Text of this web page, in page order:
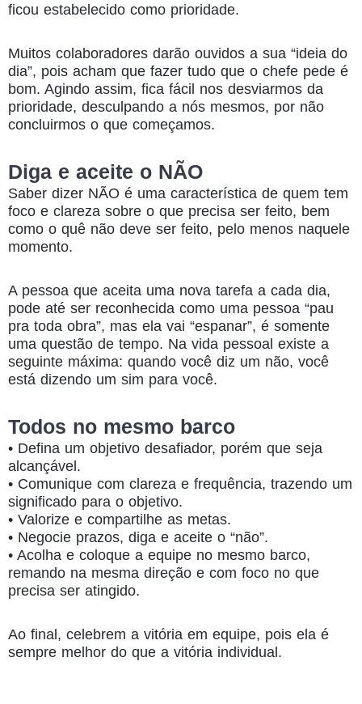
ficou estabelecido como prioridade.
Muitos colaboradores darão ouvidos a sua “ideia do
dia”, pois acham que fazer tudo que o chefe pede é
bom. Agindo assim, fica fácil nos desviarmos da
prioridade, desculpando a nós mesmos, por não
concluirmos o que começamos.
Diga e aceite o NÃO
Saber dizer NÃO é uma característica de quem tem
foco e clareza sobre o que precisa ser feito, bem
como o quê não deve ser feito, pelo menos naquele
momento.
A pessoa que aceita uma nova tarefa a cada dia,
pode até ser reconhecida como uma pessoa “pau
pra toda obra”, mas ela vai “espanar”, é somente
uma questão de tempo. Na vida pessoal existe a
seguinte máxima: quando você diz um não, você
está dizendo um sim para você.
Todos no mesmo barco
• Defina um objetivo desafiador, porém que seja
alcançável.
• Comunique com clareza e frequência, trazendo um
significado para o objetivo.
• Valorize e compartilhe as metas.
• Negocie prazos, diga e aceite o “não”.
• Acolha e coloque a equipe no mesmo barco,
remando na mesma direção e com foco no que
precisa ser atingido.
Ao final, celebrem a vitória em equipe, pois ela é
sempre melhor do que a vitória individual.